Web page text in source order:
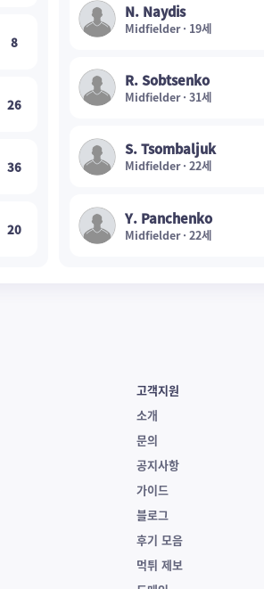
8
26
36
20
N. Naydis
Midfielder · 19세
R. Sobtsenko
Midfielder · 31세
S. Tsombaljuk
Midfielder · 22세
Y. Panchenko
Midfielder · 22세
고객지원
소개
문의
공지사항
가이드
블로그
후기 모음
먹튀 제보